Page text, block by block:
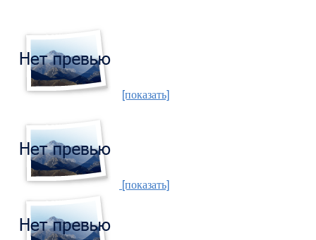
[показать]
[показать]